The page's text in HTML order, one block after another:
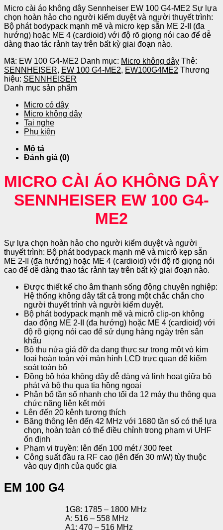
Micro cài áo không dây Sennheiser EW 100 G4-ME2 Sự lựa
chọn hoàn hảo cho người kiểm duyệt và người thuyết trình:
Bộ phát bodypack mạnh mẽ và micro kẹp sẵn ME 2-II (đa
hướng) hoặc ME 4 (cardioid) với độ rõ giọng nói cao để dễ
dàng thao tác rảnh tay trên bất kỳ giai đoạn nào.
Mã: EW 100 G4-ME2 Danh mục: Micro không dây Thẻ:
SENNHEISER, EW 100 G4-ME2, EW100G4ME2 Thương
hiệu: SENNHEISER
Danh mục sản phẩm
Micro có dây
Micro không dây
Tai nghe
Phụ kiện
Mô tả
Đánh giá (0)
MICRO CÀI ÁO KHÔNG DÂY
SENNHEISER EW 100 G4-
ME2
Sự lựa chọn hoàn hảo cho người kiểm duyệt và người
thuyết trình: Bộ phát bodypack mạnh mẽ và micrô kẹp sẵn
ME 2-II (đa hướng) hoặc ME 4 (cardioid) với độ rõ giọng nói
cao để dễ dàng thao tác rảnh tay trên bất kỳ giai đoạn nào.
Được thiết kế cho âm thanh sống động chuyên nghiệp:
Hệ thống không dây tất cả trong một chắc chắn cho
người thuyết trình và người kiểm duyệt.
Bộ phát bodypack mạnh mẽ và micrô clip-on không
dao động ME 2-II (đa hướng) hoặc ME 4 (cardioid) với
độ rõ giọng nói cao để sử dụng hàng ngày trên sân
khấu
Bộ thu nửa giá đỡ đa dạng thực sự trong một vỏ kim
loại hoàn toàn với màn hình LCD trực quan để kiểm
soát toàn bộ
Đồng bộ hóa không dây dễ dàng và linh hoạt giữa bộ
phát và bộ thu qua tia hồng ngoại
Phân bổ tần số nhanh cho tối đa 12 máy thu thông qua
chức năng liên kết mới
Lên đến 20 kênh tương thích
Băng thông lên đến 42 MHz với 1680 tần số có thể lựa
chọn, hoàn toàn có thể điều chỉnh trong phạm vi UHF
ổn định
Phạm vi truyền: lên đến 100 mét / 300 feet
Công suất đầu ra RF cao (lên đến 30 mW) tùy thuộc
vào quy định của quốc gia
EM 100 G4
1G8: 1785 – 1800 MHz
A: 516 – 558 MHz
A1: 470 – 516 MHz